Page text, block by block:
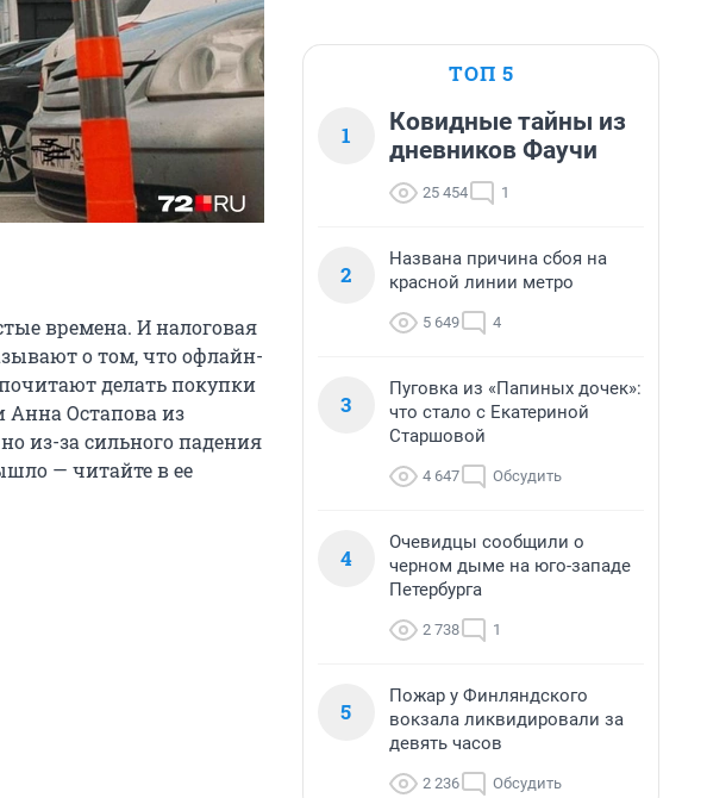
времена. И налоговая
о том, что офлайн-
делать покупки
Анна Остапова из
из-за сильного падения
— читайте в ее
ТОП 5
1
Ковидные тайны из
дневников Фаучи
25 454 1
2
Названа причина сбоя на
красной линии метро
5 649 4
3
Пуговка из «Папиных дочек»:
что стало с Екатериной
Старшовой
4 647 Обсудить
4
Очевидцы сообщили о
черном дыме на юго-западе
Петербурга
2 738 1
5
Пожар у Финляндского
вокзала ликвидировали за
девять часов
2 236 Обсудить